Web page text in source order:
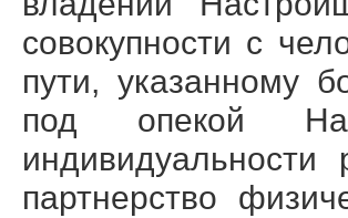
совокупности с
пути, указанному
под опекой
партнерство